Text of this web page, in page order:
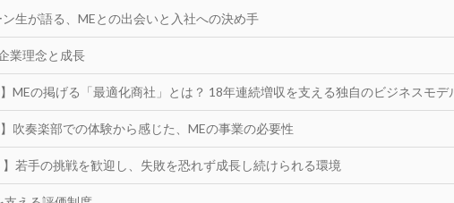
生が語る、MEとの出会いと入社への決め手
業理念と成長
】MEの掲げる「最適化商社」とは？ 18年連続増収を支える独自のビジネスモデ
】吹奏楽部での体験から感じた、MEの事業の必要性
】若手の挑戦を歓迎し、失敗を恐れず成長し続けられる環境